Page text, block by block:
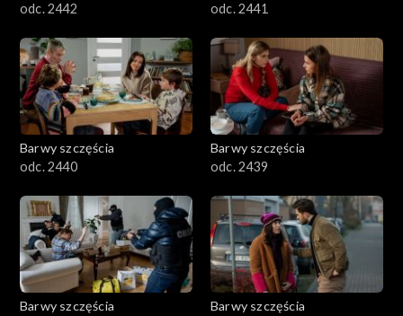
odc. 2442
odc. 2441
Barwy szczęścia
odc. 2440
Barwy szczęścia
odc. 2439
Barwy szczęścia
Barwy szczęścia